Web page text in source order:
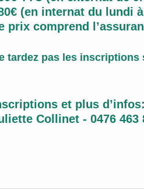
(en internat du lundi
prix comprend
tardez pas les inscriptions
et plus d’infos:
Collinet - 0476